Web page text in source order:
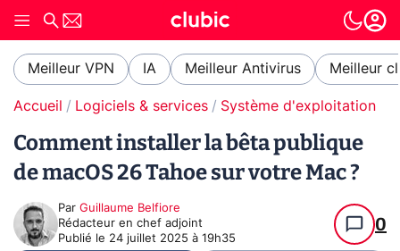
Meilleur VPN IA Meilleur Antivirus Meilleur
Accueil Logiciels & services Système d'exploitation
Comment installer la bêta publique
de macOS 26 Tahoe sur votre Mac ?
Par Guillaume Belfiore
Rédacteur en chef adjoint
Publié le 24 juillet 2025 à 19h35
0